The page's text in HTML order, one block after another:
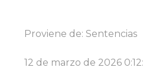
Proviene de: Sentencias
12 de marzo de 2026